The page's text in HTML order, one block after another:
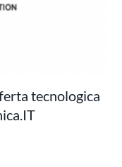
tecnologica